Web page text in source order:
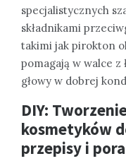
specjalistycznych
składnikami
takimi jak pirokton
pomagają w walce
głowy w dobrej
DIY:
kosmetyków
przepisy i